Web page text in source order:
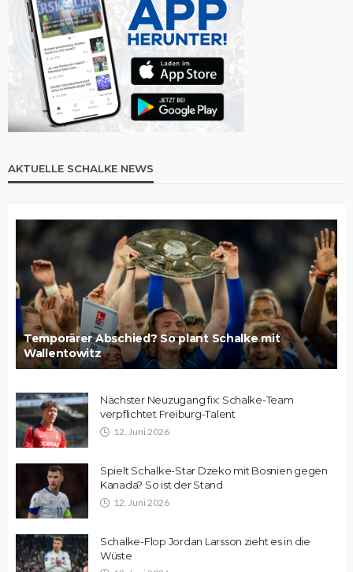
AKTUELLE SCHALKE NEWS
Temporärer Abschied? So plant Schalke mit
Wallentowitz
Nächster Neuzugang fix: Schalke-Team
verpflichtet Freiburg-Talent
12. Juni 2026
Spielt Schalke-Star Dzeko mit Bosnien gegen
Kanada? So ist der Stand
12. Juni 2026
Schalke-Flop Jordan Larsson zieht es in die
Wüste